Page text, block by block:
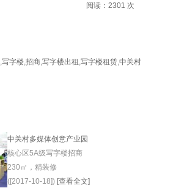
阅读： 2301 次
,写字楼,招商,写字楼出租 ,写字楼租赁,中关村
中关村多媒体创意产业园
核心区5A级写字楼招商
230㎡，精装修
([2017-10-18]) [查看全文]